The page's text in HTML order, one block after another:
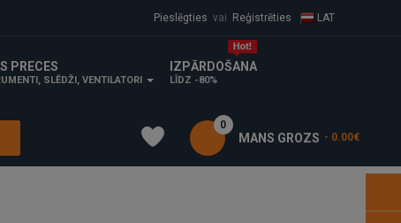
Pieslēgties vai Reģistrēties LAT
PRECES
SLĒDŽI, VENTILATORI
IZPĀRDOŠANA
LĪDZ -80%
MANS GROZS
0
- 0.00€